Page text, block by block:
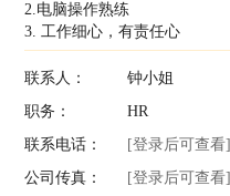
2.电脑操作熟练
3. 工作细心，有责任心
联系人：
钟小姐
职务：
HR
联系电话：
[登录后可查看]
公司传真：
[登录后可查看]